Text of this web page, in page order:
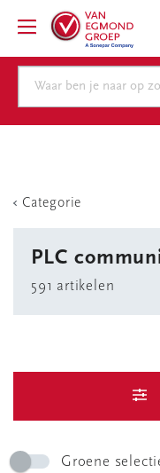
Categorie
PLC
591 artikelen
Groene